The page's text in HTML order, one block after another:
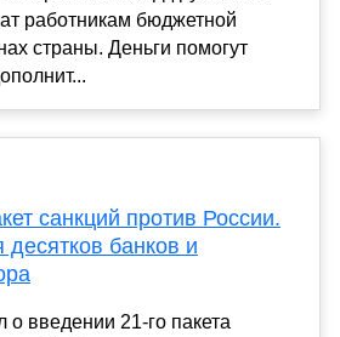
работникам бюджетной
страны. Деньги помогут
санкций против России.
десятков банков и
о введении 21-го пакета